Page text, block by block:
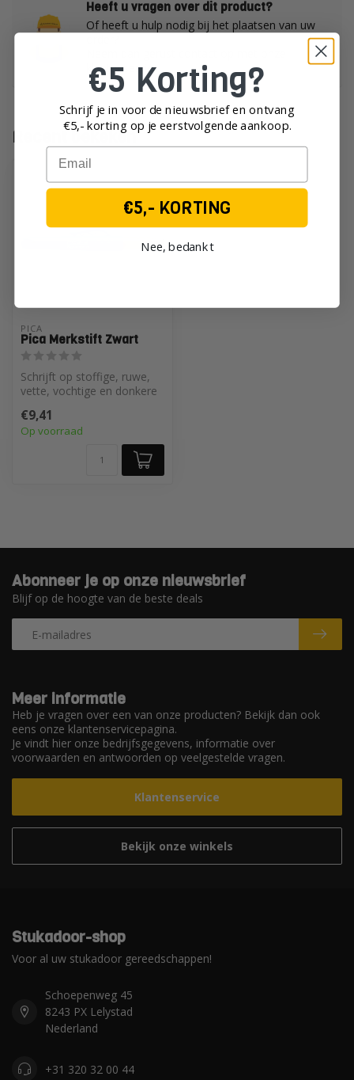
Heeft u vragen over dit product?
Of heeft u hulp nodig bij het plaatsen van uw
klantenservice!
Recent bekeken
PICA
Pica Merkstift Zwart
Schrijft op stoffige, ruwe,
vette, vochtige en donkere
€9,41
Op voorraad
Meer informatie
Heb je vragen over een van onze producten? Bekijk dan ook
eens onze klantenservicepagina.
Je vindt hier onze bedrijfsgegevens, informatie over
voorwaarden en antwoorden op veelgestelde vragen.
Klantenservice
Bekijk onze winkels
Abonneer je op onze nieuwsbrief
Blijf op de hoogte van de beste deals
Stukadoor-shop
Voor al uw stukadoor gereedschappen!
Schoepenweg 45
8243 PX Lelystad
Nederland
+31 320 32 00 44
€5 Korting?
Schrijf je in voor de nieuwsbrief en ontvang
€5,- korting op je eerstvolgende aankoop.
Email
€5,- KORTING
Nee, bedankt